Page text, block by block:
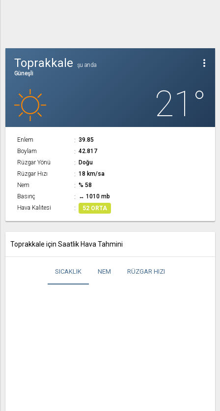
more_vert
Toprakkale
şu anda
Güneşli
21°
Enlem
39.85
Boylam
42.817
Rüzgar Yönü
Doğu
Rüzgar Hızı
18 km/sa
Nem
% 58
Basınç
↔ 1010 mb
Hava Kalitesi
52 ORTA
Toprakkale için Saatlik Hava Tahmini
SICAKLIK NEM RÜZGAR HIZI